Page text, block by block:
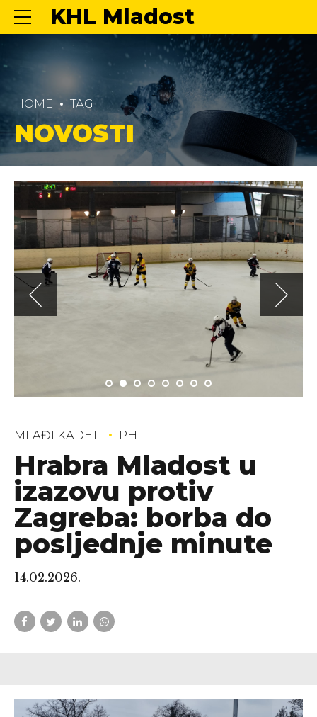
KHL Mladost
HOME TAG
NOVOSTI
MLAĐI KADETI PH
Hrabra Mladost u
izazovu protiv
Zagreba: borba do
posljednje minute
14.02.2026.